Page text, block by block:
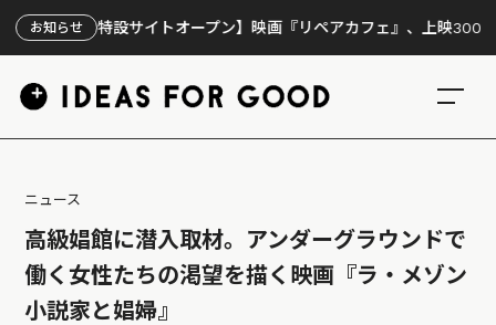
お知らせ
【特設サイトオープン】映画『リペアカフェ』、上映300回の先で見
ニュース
高級娼館に潜入取材。アンダーグラウンドで
働く女性たちの渇望を描く映画『ラ・メゾン
小説家と娼婦』